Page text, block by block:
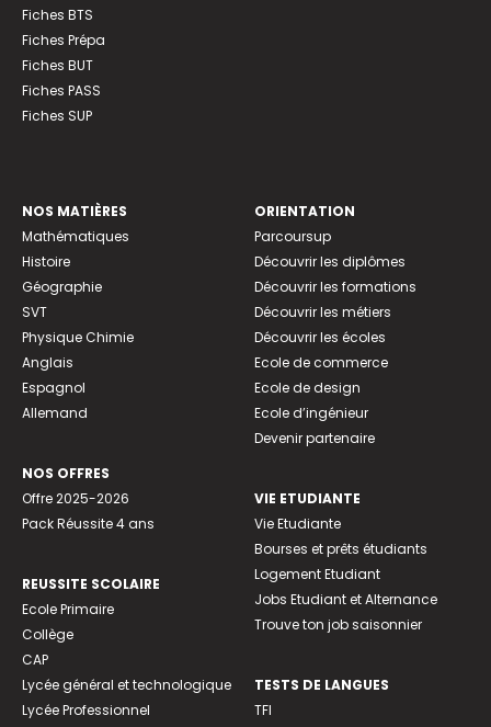
Fiches BTS
Fiches Prépa
Fiches BUT
Fiches PASS
Fiches SUP
NOS MATIÈRES
Mathématiques
Histoire
Géographie
SVT
Physique Chimie
Anglais
Espagnol
Allemand
NOS OFFRES
Offre 2025-2026
Pack Réussite 4 ans
REUSSITE SCOLAIRE
Ecole Primaire
Collège
CAP
Lycée général et technologique
Lycée Professionnel
ORIENTATION
Parcoursup
Découvrir les diplômes
Découvrir les formations
Découvrir les métiers
Découvrir les écoles
Ecole de commerce
Ecole de design
Ecole d’ingénieur
Devenir partenaire
VIE ETUDIANTE
Vie Etudiante
Bourses et prêts étudiants
Logement Etudiant
Jobs Etudiant et Alternance
Trouve ton job saisonnier
TESTS DE LANGUES
TFI